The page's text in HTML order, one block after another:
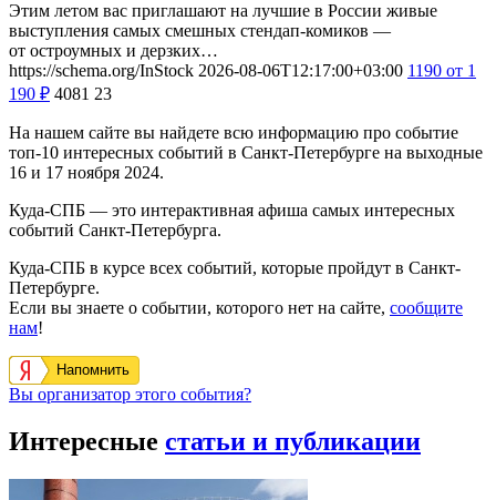
Этим летом вас приглашают на лучшие в России живые
выступления самых смешных стендап-комиков —
от остроумных и дерзких…
https://schema.org/InStock 2026-08-06T12:17:00+03:00 1190 от 1
190 ₽ 4081 23
На нашем сайте вы найдете всю информацию про событие
топ-10 интересных событий в Санкт-Петербурге на выходные
16 и 17 ноября 2024.
Куда-СПБ — это интерактивная афиша самых интересных
событий Санкт-Петербурга.
Куда-СПБ в курсе всех событий, которые пройдут в Санкт-
Петербурге.
Если вы знаете о событии, которого нет на сайте, сообщите
нам!
Напомнить
Вы организатор этого события?
Интересные статьи и публикации